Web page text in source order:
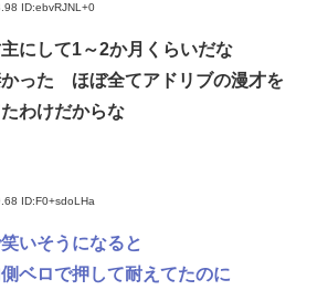
ID:ebvRJNL+0
にして1～2か月くらいだな
った ほぼ全てアドリブの漫才を
わけだからな
ID:F0+sdoLHa
いそうになると
ベロで押して耐えてたのに